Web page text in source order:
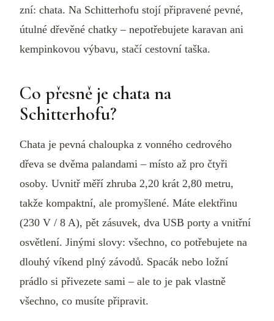
zní: chata. Na Schitterhofu stojí připravené pevné,
útulné dřevěné chatky – nepotřebujete karavan ani
kempinkovou výbavu, stačí cestovní taška.
Co přesně je chata na
Schitterhofu?
Chata je pevná chaloupka z vonného cedrového
dřeva se dvěma palandami – místo až pro čtyři
osoby. Uvnitř měří zhruba 2,20 krát 2,80 metru,
takže kompaktní, ale promyšlené. Máte elektřinu
(230 V / 8 A), pět zásuvek, dva USB porty a vnitřní
osvětlení. Jinými slovy: všechno, co potřebujete na
dlouhý víkend plný závodů. Spacák nebo ložní
prádlo si přivezete sami – ale to je pak vlastně
všechno, co musíte připravit.